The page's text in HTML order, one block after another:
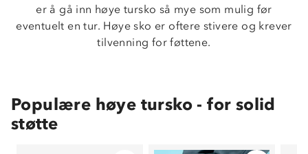
er å gå inn høye tursko så mye som mulig før
eventuelt en tur. Høye sko er oftere stivere og krever
tilvenning for føttene.
Populære høye tursko - for solid
støtte